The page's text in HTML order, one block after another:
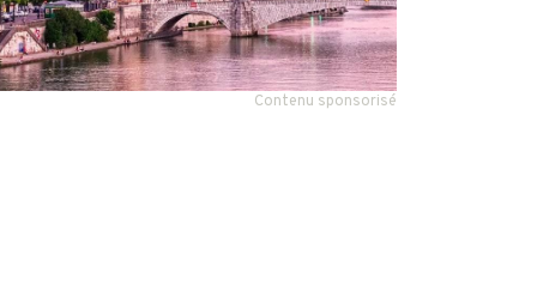
Contenu sponsorisé